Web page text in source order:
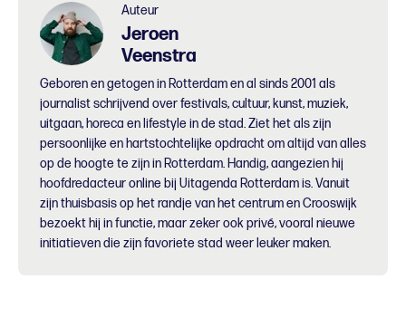
Auteur
Jeroen
Veenstra
Geboren en getogen in Rotterdam en al sinds 2001 als
journalist schrijvend over festivals, cultuur, kunst, muziek,
uitgaan, horeca en lifestyle in de stad. Ziet het als zijn
persoonlijke en hartstochtelijke opdracht om altijd van alles
op de hoogte te zijn in Rotterdam. Handig, aangezien hij
hoofdredacteur online bij Uitagenda Rotterdam is. Vanuit
zijn thuisbasis op het randje van het centrum en Crooswijk
bezoekt hij in functie, maar zeker ook privé, vooral nieuwe
initiatieven die zijn favoriete stad weer leuker maken.